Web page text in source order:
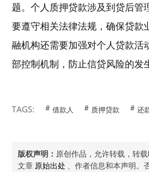
题。个人质押贷款涉及到贷后管
要遵守相关法律法规，确保贷款
融机构还需要加强对个人贷款活
部控制机制，防止信贷风险的发
TAGS: 借款人 质押贷款 还
版权声明： 原创作品，允许转载，转
文章 原始出处 、作者信息和本声明。